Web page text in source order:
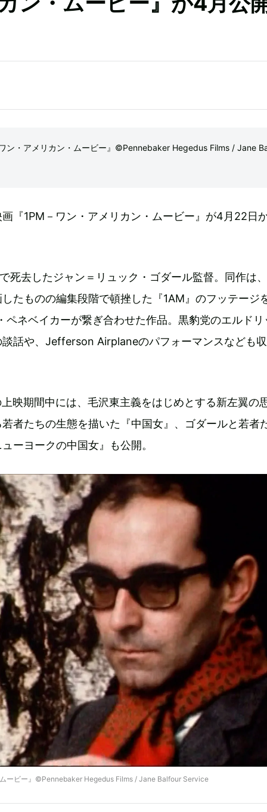
ン・アメリカン・ムービー』©Pennebaker Hegedus Films / Jane
『1PM－ワン・アメリカン・ムービー』が4月22日
死去したジャン＝リュック・ゴダール監督。同作は
たものの編集段階で頓挫した『1AM』のフッテージ
ペネベイカーが繋ぎ合わせた作品。黒豹党のエルドリ
話や、Jefferson Airplaneのパフォーマンスなども
映期間中には、毛沢東主義をはじめとする新左翼の
者たちの生態を描いた『中国女』、ゴダールと若者
ーヨークの中国女』も公開。
ービー』©Pennebaker Hegedus Films / Jane Balfour Service